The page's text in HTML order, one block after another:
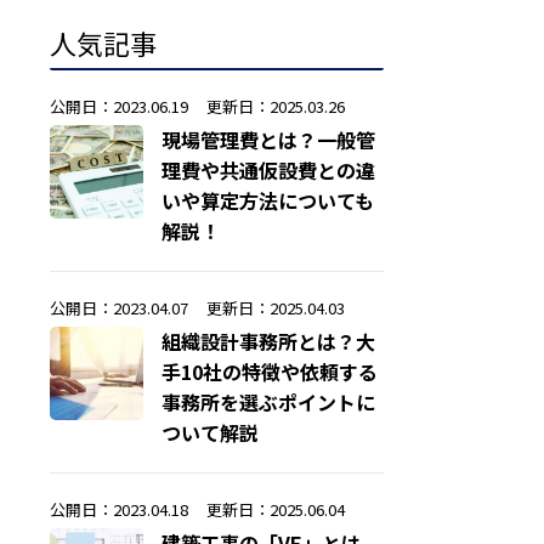
人気記事
公開日：2023.06.19 更新日：2025.03.26
現場管理費とは？一般管
理費や共通仮設費との違
いや算定方法についても
解説！
公開日：2023.04.07 更新日：2025.04.03
組織設計事務所とは？大
手10社の特徴や依頼する
事務所を選ぶポイントに
ついて解説
公開日：2023.04.18 更新日：2025.06.04